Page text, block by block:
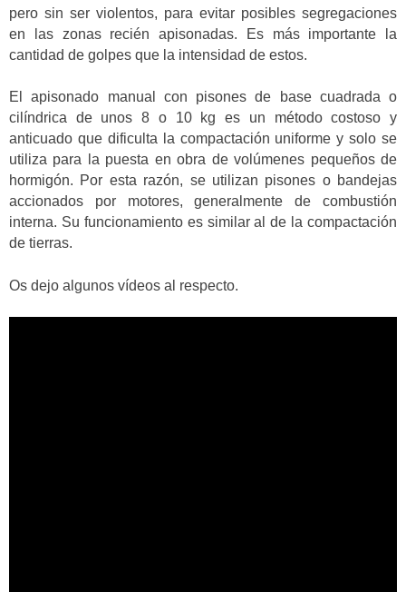
pero sin ser violentos, para evitar posibles segregaciones
en las zonas recién apisonadas. Es más importante la
cantidad de golpes que la intensidad de estos.
El apisonado manual con pisones de base cuadrada o
cilíndrica de unos 8 o 10 kg es un método costoso y
anticuado que dificulta la compactación uniforme y solo se
utiliza para la puesta en obra de volúmenes pequeños de
hormigón. Por esta razón, se utilizan pisones o bandejas
accionados por motores, generalmente de combustión
interna. Su funcionamiento es similar al de la compactación
de tierras.
Os dejo algunos vídeos al respecto.